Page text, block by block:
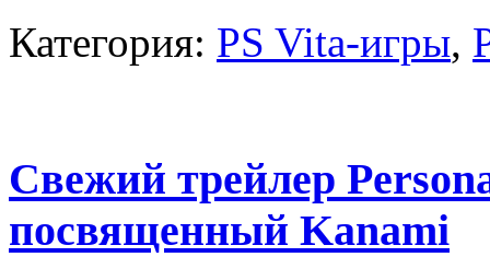
Категория: PS Vita-игры,
Свежий трейлер
посвященный Kanami